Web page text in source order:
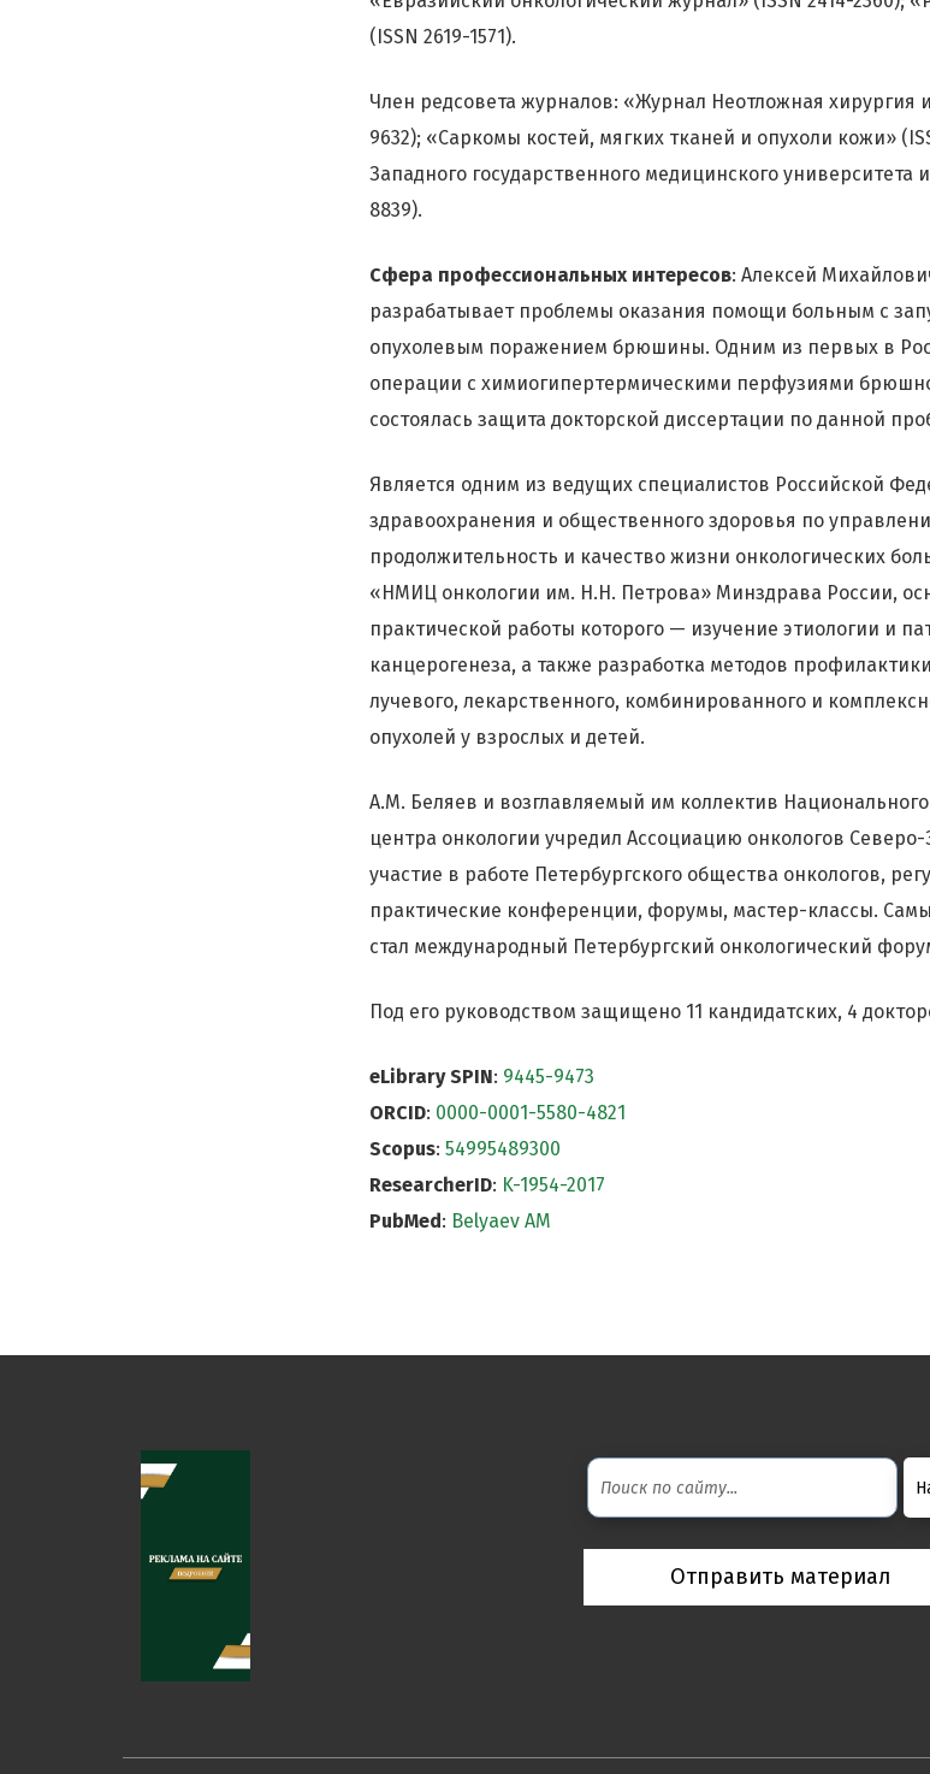
(ISSN 2619-1571).
Член редсовета журналов: «Журнал Неотложная хирургия
9632); «Саркомы костей, мягких тканей и опухоли кожи»
Западного государственного медицинского университета
8839).
Сфера профессиональных интересов: Алексей
разрабатывает проблемы оказания помощи больным с
опухолевым поражением брюшины. Одним из первых в
операции с химиогипертермическими перфузиями
состоялась защита докторской диссертации по данной
Является одним из ведущих специалистов Российской
здравоохранения и общественного здоровья по
продолжительность и качество жизни онкологических
«НМИЦ онкологии им. Н.Н. Петрова» Минздрава России,
практической работы которого — изучение этиологии и
канцерогенеза, а также разработка методов
лучевого, лекарственного, комбинированного и
опухолей у взрослых и детей.
А.М. Беляев и возглавляемый им коллектив
центра онкологии учредил Ассоциацию онкологов
участие в работе Петербургского общества онкологов,
практические конференции, форумы, мастер-классы.
стал международный Петербургский онкологический
Под его руководством защищено 11 кандидатских, 4
eLibrary SPIN: 9445-9473
ORCID: 0000-0001-5580-4821
Scopus: 54995489300
ResearcherID: K-1954-2017
PubMed: Belyaev AM
Отправить материал